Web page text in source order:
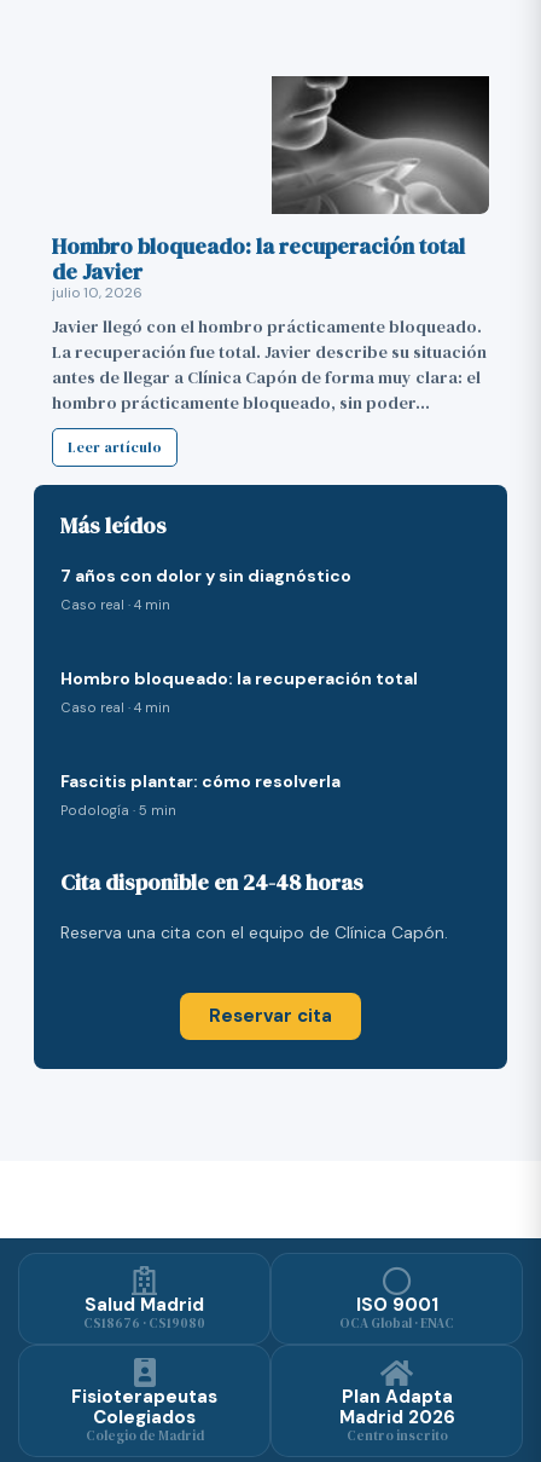
Hombro bloqueado: la recuperación total
de Javier
julio 10, 2026
Javier llegó con el hombro prácticamente bloqueado.
La recuperación fue total. Javier describe su situación
antes de llegar a Clínica Capón de forma muy clara: el
hombro prácticamente bloqueado, sin poder…
Leer artículo
Más leídos
7 años con dolor y sin diagnóstico
Caso real · 4 min
Hombro bloqueado: la recuperación total
Caso real · 4 min
Fascitis plantar: cómo resolverla
Podología · 5 min
Cita disponible en 24-48 horas
Reserva una cita con el equipo de Clínica Capón.
Reservar cita
Salud Madrid
CS18676 · CS19080
ISO 9001
OCA Global · ENAC
Fisioterapeutas
Colegiados
Colegio de Madrid
Plan Adapta
Madrid 2026
Centro inscrito